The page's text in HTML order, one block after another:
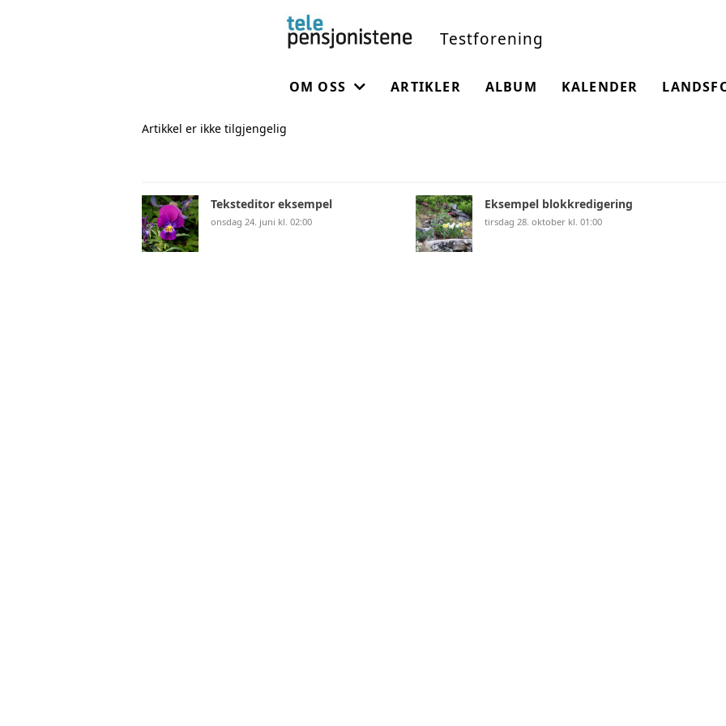
Testforening
OM OSS ARTIKLER ALBUM KALENDER
Artikkel er ikke tilgjengelig
Teksteditor eksempel
onsdag 24. juni kl. 02:00
Eksempel blokkredigering
tirsdag 28. oktober kl. 01:00